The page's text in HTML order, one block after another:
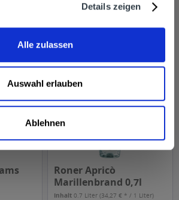
Details zeigen
Alle zulassen
Auswahl erlauben
Ablehnen
ab 15,99 € *
In den
Roner Apricò
Marillenbrand 0,7l
Inhalt0.7 Liter(34,27 € * / 1 Liter)